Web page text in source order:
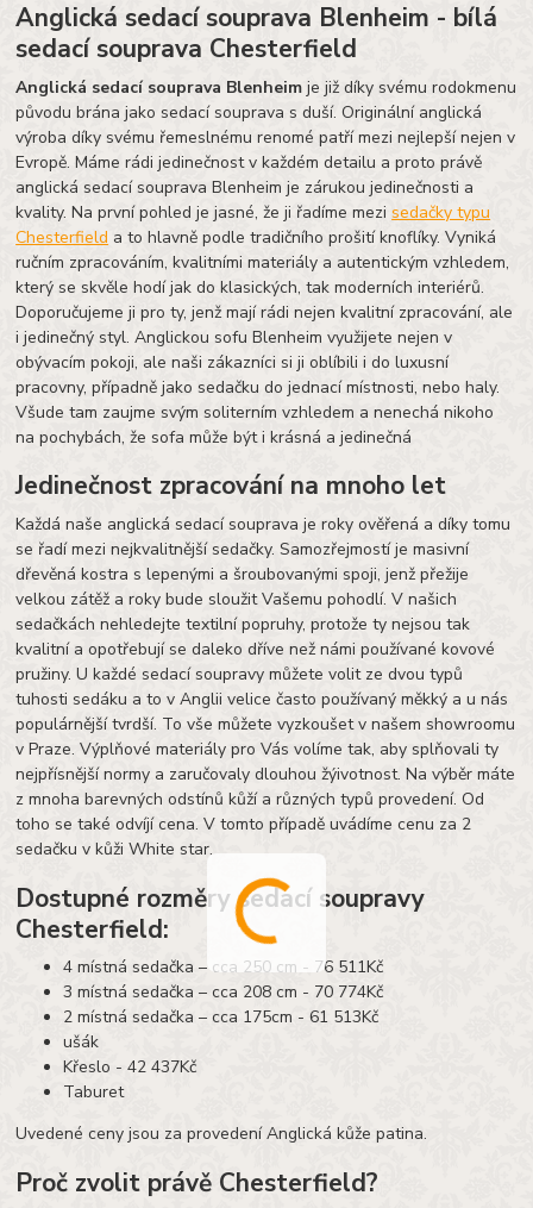
Anglická sedací souprava Blenheim - bílá
sedací souprava Chesterfield
Anglická sedací souprava Blenheim je již díky svému rodokmenu
původu brána jako sedací souprava s duší. Originální anglická
výroba díky svému řemeslnému renomé patří mezi nejlepší nejen v
Evropě. Máme rádi jedinečnost v každém detailu a proto právě
anglická sedací souprava Blenheim je zárukou jedinečnosti a
kvality. Na první pohled je jasné, že ji řadíme mezisedačky typu
Chesterfield a to hlavně podle tradičního prošití knoflíky. Vyniká
ručním zpracováním, kvalitními materiály a autentickým vzhledem,
který se skvěle hodí jak do klasických, tak moderních interiérů.
Doporučujeme ji pro ty, jenž mají rádi nejen kvalitní zpracování, ale
i jedinečný styl. Anglickou sofu Blenheim využijete nejen v
obývacím pokoji, ale naši zákazníci si ji oblíbili i do luxusní
pracovny, případně jako sedačku do jednací místnosti, nebo haly.
Všude tam zaujme svým soliterním vzhledem a nenechá nikoho
na pochybách, že sofa může být i krásná a jedinečná
Jedinečnost zpracování na mnoho let
Každá naše anglická sedací souprava je roky ověřená a díky tomu
se řadí mezi nejkvalitnější sedačky. Samozřejmostí je masivní
dřevěná kostra s lepenými a šroubovanými spoji, jenž přežije
velkou zátěž a roky bude sloužit Vašemu pohodlí. V našich
sedačkách nehledejte textilní popruhy, protože ty nejsou tak
kvalitní a opotřebují se daleko dříve než námi používané kovové
pružiny. U každé sedací soupravy můžete volit ze dvou typů
tuhosti sedáku a to v Anglii velice často používaný měkký a u nás
populárnější tvrdší. To vše můžete vyzkoušet v našem showroomu
v Praze. Výplňové materiály pro Vás volíme tak, aby splňovali ty
nejpřísnější normy a zaručovaly dlouhou žýivotnost. Na výběr máte
z mnoha barevných odstínů kůží a různých typů provedení. Od
toho se také odvíjí cena. V tomto případě uvádíme cenu za 2
sedačku v kůži White star.
Dostupné rozměry sedací soupravy
Chesterfield:
4 místná sedačka – cca 250 cm - 76 511Kč
3 místná sedačka – cca 208 cm - 70 774Kč
2 místná sedačka – cca 175cm - 61 513Kč
ušák
Křeslo - 42 437Kč
Taburet
Uvedené ceny jsou za provedení Anglická kůže patina.
Proč zvolit právě Chesterfield?